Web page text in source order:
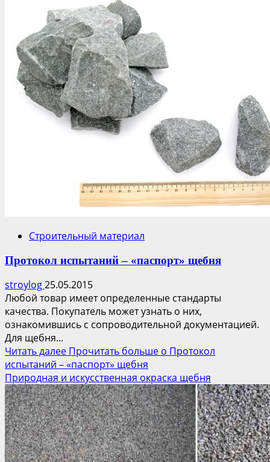
Строительный материал
Протокол испытаний – «паспорт» щебня
stroylog25.05.2015
Любой товар имеет определенные стандарты
качества. Покупатель может узнать о них,
ознакомившись с сопроводительной документацией.
Для щебня...
Читать далее Прочитать больше о Протокол
испытаний – «паспорт» щебня
Природная и искусственная окраска щебня